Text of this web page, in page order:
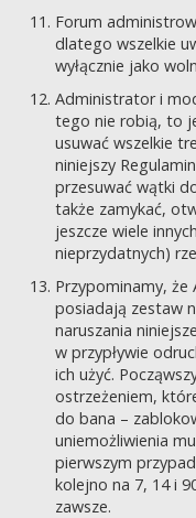
Forum
dlatego wszelkie
wyłącznie jako
Administrator i
tego nie robią, to
usuwać wszelkie
niniejszy
przesuwać wątki
także zamykać,
jeszcze wiele
nieprzydatnych)
Przypominamy,
posiadają zestaw
naruszania
w przypływie
ich użyć.
ostrzeżeniem,
do bana –
uniemożliwienia
pierwszym
kolejno na 7, 14 i
zawsze.